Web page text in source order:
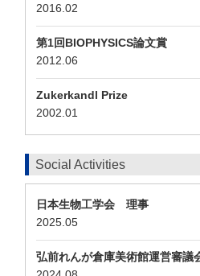
2016.02
第1回BIOPHYSICS論文賞
2012.06
Zukerkandl Prize
2002.01
Social Activities
日本生物工学会 理事
2025.05
弘前れんが倉庫美術館運営審議